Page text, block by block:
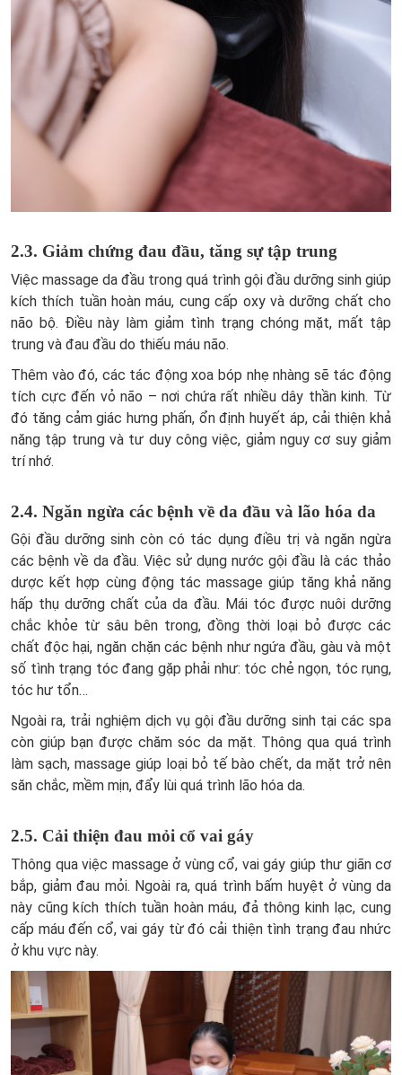
2.3. Giảm chứng đau đầu, tăng sự tập trung
Việc massage da đầu trong quá trình gội đầu dưỡng sinh giúp
kích thích tuần hoàn máu, cung cấp oxy và dưỡng chất cho
não bộ. Điều này làm giảm tình trạng chóng mặt, mất tập
trung và đau đầu do thiếu máu não.
Thêm vào đó, các tác động xoa bóp nhẹ nhàng sẽ tác động
tích cực đến vỏ não – nơi chứa rất nhiều dây thần kinh. Từ
đó tăng cảm giác hưng phấn, ổn định huyết áp, cải thiện khả
năng tập trung và tư duy công việc, giảm nguy cơ suy giảm
trí nhớ.
2.4. Ngăn ngừa các bệnh về da đầu và lão hóa da
Gội đầu dưỡng sinh còn có tác dụng điều trị và ngăn ngừa
các bệnh về da đầu. Việc sử dụng nước gội đầu là các thảo
dược kết hợp cùng động tác massage giúp tăng khả năng
hấp thụ dưỡng chất của da đầu. Mái tóc được nuôi dưỡng
chắc khỏe từ sâu bên trong, đồng thời loại bỏ được các
chất độc hại, ngăn chặn các bệnh như ngứa đầu, gàu và một
số tình trạng tóc đang gặp phải như: tóc chẻ ngọn, tóc rụng,
tóc hư tổn…
Ngoài ra, trải nghiệm dịch vụ gội đầu dưỡng sinh tại các spa
còn giúp bạn được chăm sóc da mặt. Thông qua quá trình
làm sạch, massage giúp loại bỏ tế bào chết, da mặt trở nên
săn chắc, mềm mịn, đẩy lùi quá trình lão hóa da.
2.5. Cải thiện đau mỏi cổ vai gáy
Thông qua việc massage ở vùng cổ, vai gáy giúp thư giãn cơ
bắp, giảm đau mỏi. Ngoài ra, quá trình bấm huyệt ở vùng da
này cũng kích thích tuần hoàn máu, đả thông kinh lạc, cung
cấp máu đến cổ, vai gáy từ đó cải thiện tình trạng đau nhức
ở khu vực này.